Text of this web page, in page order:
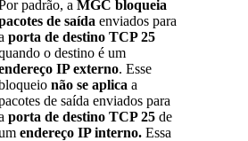
padrão, a MGC bloqueia
de saída enviados para
porta de destino TCP 25
o destino é um
IP externo. Esse
não se aplica a
de saída enviados para
porta de destino TCP 25 de
endereço IP interno. Essa